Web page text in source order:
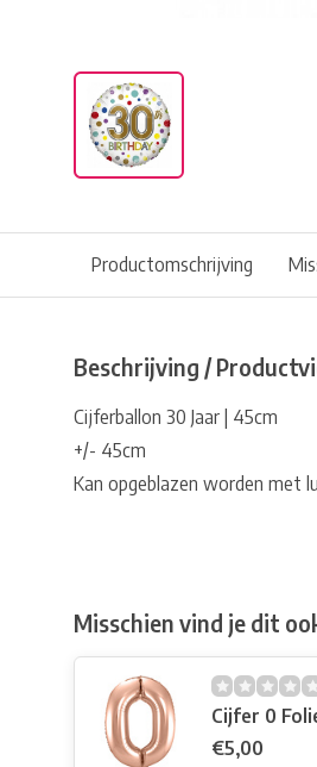
Productomschrijving
Beschrijving /
Cijferballon 30 Jaar | 45cm
+/- 45cm
Kan opgeblazen worden met
Misschien vind je dit
€5,00